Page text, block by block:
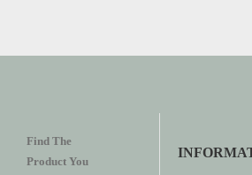
Find The
Product You